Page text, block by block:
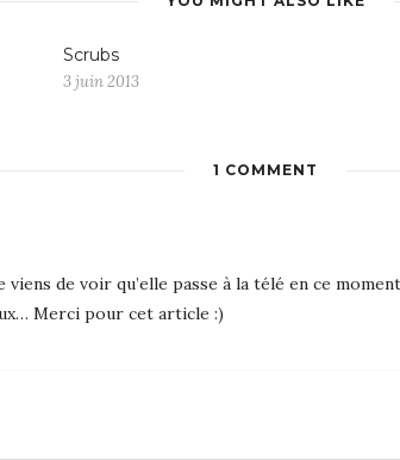
Scrubs
3 juin 2013
1 COMMENT
de voir qu’elle passe à la télé en ce
Merci pour cet article :)